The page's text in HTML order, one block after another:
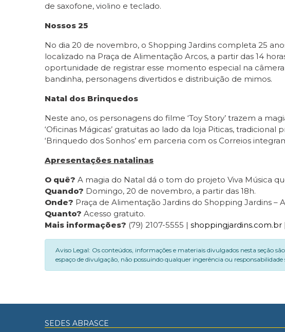
de saxofone, violino e teclado.
Nossos 25
No dia 20 de novembro, o Shopping Jardins completa 25
localizado na Praça de Alimentação Arcos, a partir das 14
oportunidade de registrar esse momento especial na
bandinha, personagens divertidos e distribuição de mimos.
Natal dos Brinquedos
Neste ano, os personagens do filme ‘Toy Story’ trazem a
‘Oficinas Mágicas’ gratuitas ao lado da loja Piticas,
‘Brinquedo dos Sonhos’ em parceria com os Correios
Apresentações natalinas
O quê? A magia do Natal dá o tom do projeto Viva Música
Quando? Domingo, 20 de novembro, a partir das 18h.
Onde? Praça de Alimentação Jardins do Shopping Jardins –
Quanto? Acesso gratuito.
Mais informações? (79) 2107-5555 | shoppingjardins.com.br |
Aviso Legal: Os conteúdos, informações e materiais divulgados nesta seção
espaço de divulgação, não possuindo qualquer ingerência ou
SEDES ABRASCE